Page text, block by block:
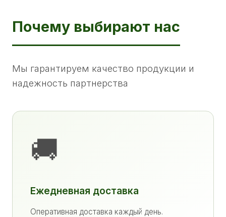
Почему выбирают нас
Мы гарантируем качество продукции и
надежность партнерства
🚚
Ежедневная доставка
Оперативная доставка каждый день.